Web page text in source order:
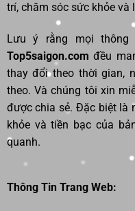
trí, chăm sóc sức khỏe và
Lưu ý rằng mọi thông
Top5saigon.comđều
thay đổi theo thời gian,
theo. Và chúng tôi xin
được chia sẻ. Đặc biệt là
khỏe và tiền bạc của
quanh.
Thông Tin Trang Web: